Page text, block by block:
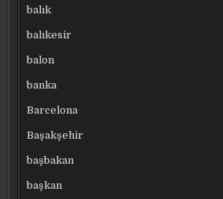
balık
balıkesir
balon
banka
Barcelona
Başakşehir
başbakan
başkan